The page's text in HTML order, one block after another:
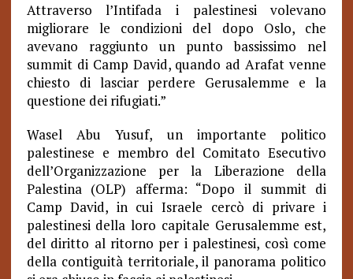
Attraverso l’Intifada i palestinesi volevano
migliorare le condizioni del dopo Oslo, che
avevano raggiunto un punto bassissimo nel
summit di Camp David, quando ad Arafat venne
chiesto di lasciar perdere Gerusalemme e la
questione dei rifugiati.”
Wasel Abu Yusuf, un importante politico
palestinese e membro del Comitato Esecutivo
dell’Organizzazione per la Liberazione della
Palestina (OLP) afferma: “Dopo il summit di
Camp David, in cui Israele cercò di privare i
palestinesi della loro capitale Gerusalemme est,
del diritto al ritorno per i palestinesi, così come
della contiguità territoriale, il panorama politico